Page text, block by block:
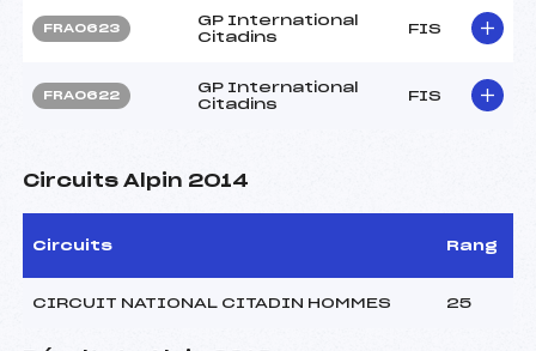
FRA0623
GP International
Citadins
FIS
FRA0622
GP International
Citadins
FIS
Circuits Alpin 2014
Circuits Rang
CIRCUIT NATIONAL CITADIN HOMMES 25